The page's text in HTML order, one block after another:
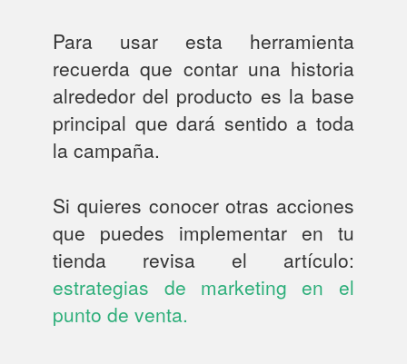
Para usar esta herramienta
recuerda que contar una historia
alrededor del producto es la base
principal que dará sentido a toda
la campaña.
Si quieres conocer otras acciones
que puedes implementar en tu
tienda revisa el artículo:
estrategias de marketing en el
punto de venta.